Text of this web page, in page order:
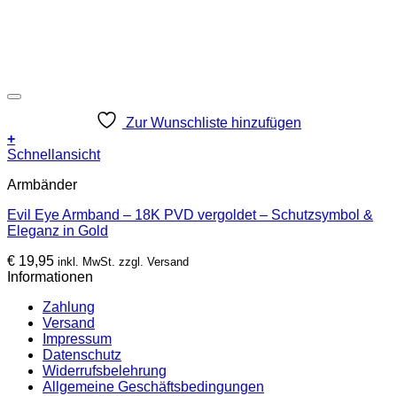
Zur Wunschliste hinzufügen
+
Schnellansicht
Armbänder
Evil Eye Armband – 18K PVD vergoldet – Schutzsymbol &
Eleganz in Gold
€ 19,95 inkl. MwSt. zzgl. Versand
Informationen
Zahlung
Versand
Impressum
Datenschutz
Widerrufsbelehrung
Allgemeine Geschäftsbedingungen